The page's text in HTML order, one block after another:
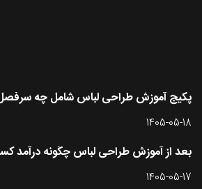
پکیج آموزش طراحی لباس شامل چه
1405-05-18
بعد از آموزش طراحی لباس چگونه درآمد
1405-05-17